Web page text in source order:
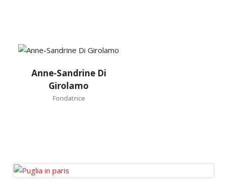
Anne-Sandrine Di
Girolamo
Fondatrice
Sandrine
Di